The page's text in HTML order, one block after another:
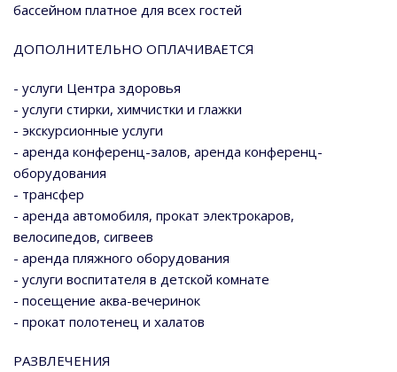
бассейном платное для всех гостей
ДОПОЛНИТЕЛЬНО ОПЛАЧИВАЕТСЯ
- услуги Центра здоровья
- услуги стирки, химчистки и глажки
- экскурсионные услуги
- аренда конференц-залов, аренда конференц-
оборудования
- трансфер
- аренда автомобиля, прокат электрокаров,
велосипедов, сигвеев
- аренда пляжного оборудования
- услуги воспитателя в детской комнате
- посещение аква-вечеринок
- прокат полотенец и халатов
РАЗВЛЕЧЕНИЯ